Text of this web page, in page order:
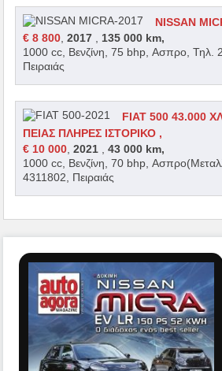
NISSAN
€ 8 800 ,2017
135 000 km,
1000 cc, Βενζίνη, 75 bhp, Ασπρο, Τηλ.
Πειραιάς
FIAT 500 43.000
ΠΕΙΑΣ ΠΛΗΡΕΣ ΙΣΤΟΡΙΚΟ ,
€ 10 000 ,2021 ,43 000 km,
1000 cc, Βενζίνη, 70 bhp,
4311802, Πειραιάς